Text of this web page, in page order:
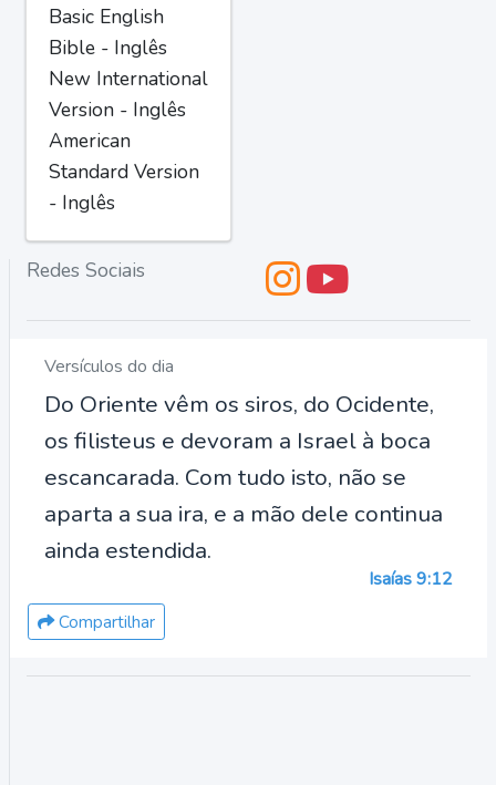
Basic English
Bible - Inglês
New International
Version - Inglês
American
Standard Version
- Inglês
Redes Sociais
Versículos do dia
Do Oriente vêm os siros, do Ocidente,
os filisteus e devoram a Israel à boca
escancarada. Com tudo isto, não se
aparta a sua ira, e a mão dele continua
ainda estendida.
Isaías 9:12
Compartilhar